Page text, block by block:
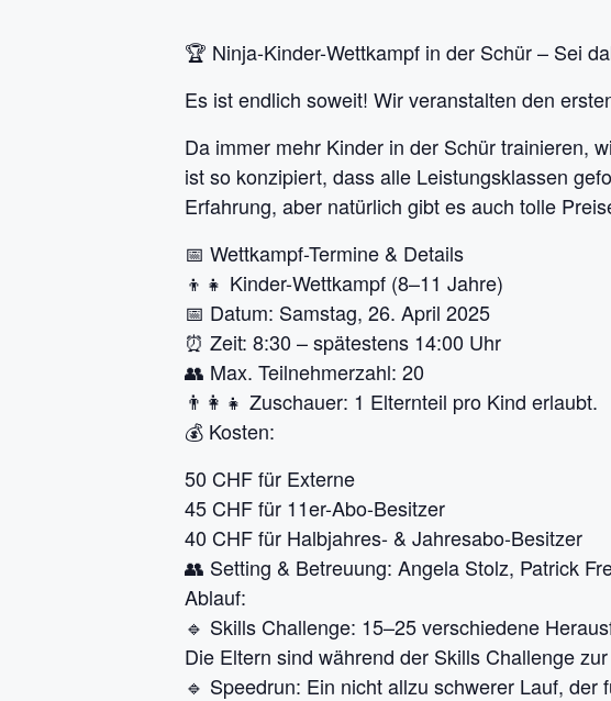
🏆 Ninja-Kinder-Wettkampf in der Schür – Sei
Es ist endlich soweit! Wir veranstalten den
Da immer mehr Kinder in der Schür trainieren,
ist so konzipiert, dass alle Leistungsklassen
Erfahrung, aber natürlich gibt es auch tolle
📅 Wettkampf-Termine & Details
👦👧 Kinder-Wettkampf (8–11 Jahre)
📅 Datum: Samstag, 26. April 2025
⏰ Zeit: 8:30 – spätestens 14:00 Uhr
👥 Max. Teilnehmerzahl: 20
👨‍👩‍👧 Zuschauer: 1 Elternteil pro Kind erlaubt.
💰 Kosten:
50 CHF für Externe
45 CHF für 11er-Abo-Besitzer
40 CHF für Halbjahres- & Jahresabo-Besitzer
👥 Setting & Betreuung: Angela Stolz, Patrick
Ablauf:
🔹 Skills Challenge: 15–25 verschiedene
Die Eltern sind während der Skills Challenge
🔹 Speedrun: Ein nicht allzu schwerer Lauf,